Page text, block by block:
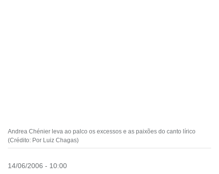
Andrea Chénier leva ao palco os excessos e as paixões do canto lírico
(Crédito: Por Luiz Chagas)
14/06/2006 - 10:00